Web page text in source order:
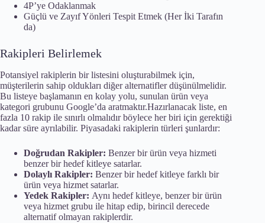
4P’ye Odaklanmak
Güçlü ve Zayıf Yönleri Tespit Etmek (Her İki Tarafın
da)
Rakipleri Belirlemek
Potansiyel rakiplerin bir listesini oluşturabilmek için,
müşterilerin sahip oldukları diğer alternatifler düşünülmelidir.
Bu listeye başlamanın en kolay yolu, sunulan ürün veya
kategori grubunu Google’da aratmaktır.Hazırlanacak liste, en
fazla 10 rakip ile sınırlı olmalıdır böylece her biri için gerektiği
kadar süre ayrılabilir. Piyasadaki rakiplerin türleri şunlardır:
Doğrudan Rakipler: Benzer bir ürün veya hizmeti
benzer bir hedef kitleye satarlar.
Dolaylı Rakipler: Benzer bir hedef kitleye farklı bir
ürün veya hizmet satarlar.
Yedek Rakipler: Aynı hedef kitleye, benzer bir ürün
veya hizmet grubu ile hitap edip, birincil derecede
alternatif olmayan rakiplerdir.